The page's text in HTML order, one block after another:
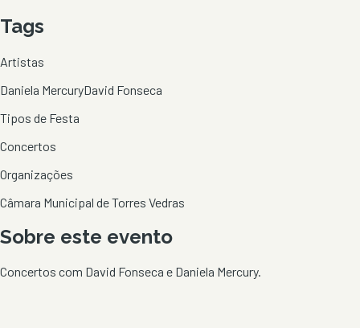
Tags
Artistas
Daniela MercuryDavid Fonseca
Tipos de Festa
Concertos
Organizações
Câmara Municipal de Torres Vedras
Sobre este evento
Concertos com David Fonseca e Daniela Mercury.